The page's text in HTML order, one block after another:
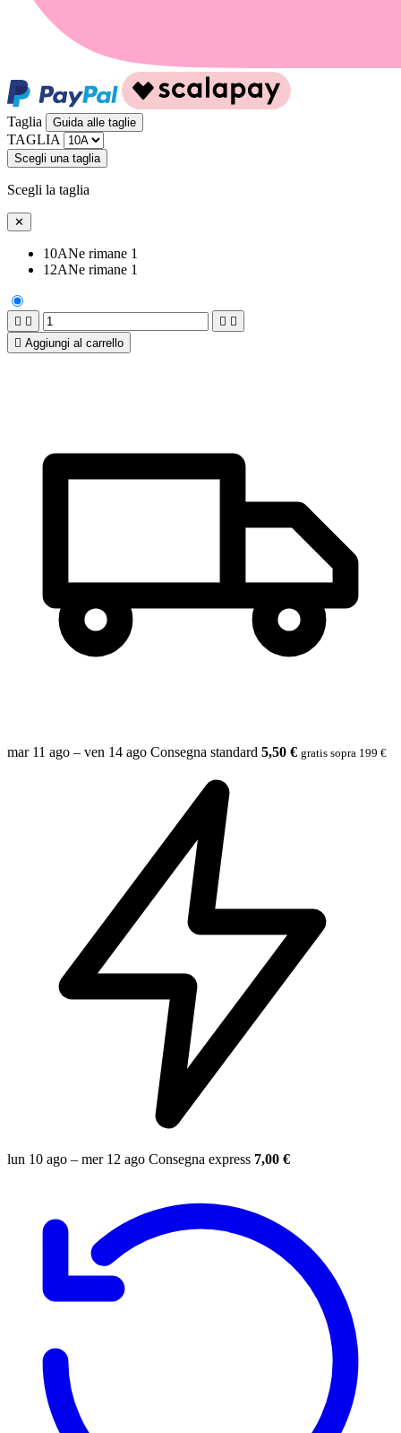
Taglia Guida alle taglie
TAGLIA
Scegli una taglia
Scegli la taglia
✕
10ANe rimane 1
12ANe rimane 1
   
 Aggiungi al carrello
mar 11 ago – ven 14 ago Consegna standard 5,50 € gratis sopra 199 €
lun 10 ago – mer 12 ago Consegna express 7,00 €